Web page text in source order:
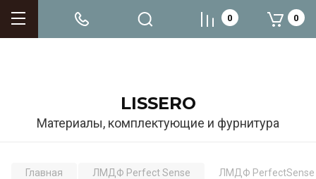
LISSERO
Материалы, комплектующие и фурнитура
0 0
Главная ЛМДФ Perfect Sense ЛМДФ PerfectSense